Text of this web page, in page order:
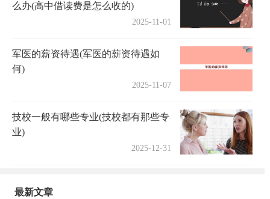
么办(高中借读费是怎么收的)
2025-11-01
军医的薪资待遇(军医的薪资待遇如
何)
2025-11-07
技校一般有哪些专业(技校都有那些专
业)
2025-12-31
最新文章